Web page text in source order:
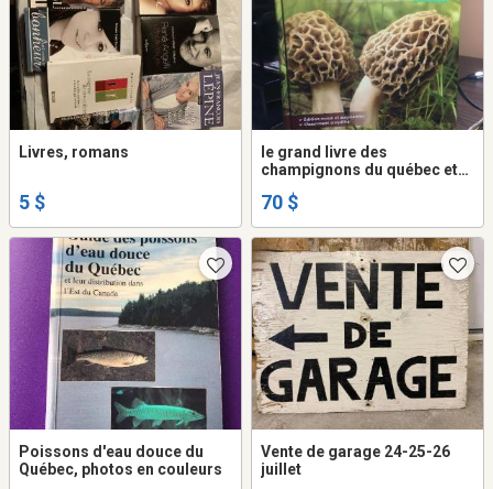
Livres, romans
5 $
le grand livre des
champignons du québec et
70 $
Poissons d'eau douce du
Québec, photos en couleurs
Vente de garage 24-25-26
juillet